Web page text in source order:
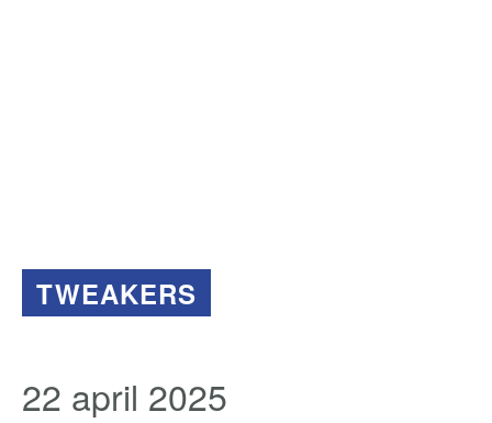
TWEAKERS
22 april 2025